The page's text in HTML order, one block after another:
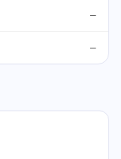
—
—